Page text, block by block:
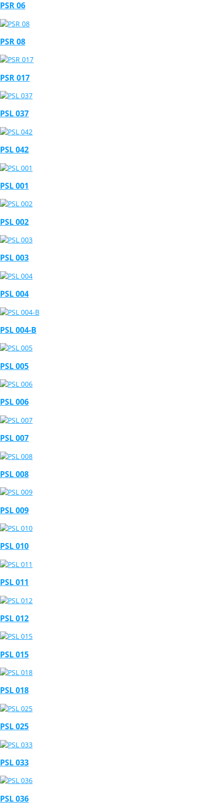
PSR 06
PSR 08
PSR 017
PSL 037
PSL 042
PSL 001
PSL 002
PSL 003
PSL 004
PSL 004-B
PSL 005
PSL 006
PSL 007
PSL 008
PSL 009
PSL 010
PSL 011
PSL 012
PSL 015
PSL 018
PSL 025
PSL 033
PSL 036